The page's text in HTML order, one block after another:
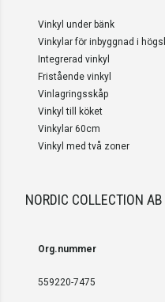
Vinkyl under bänk
Vinkylar för inbyggnad i
Integrerad vinkyl
Fristående vinkyl
Vinlagringsskåp
Vinkyl till köket
Vinkylar 60cm
Vinkyl med två zoner
NORDIC COLLECTION AB
Org.nummer
559220-7475